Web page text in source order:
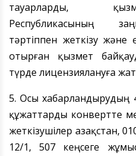
тауарларды,
Республикасының
тәртіппен жеткізу және
отырған қызмет
түрде лицензиялануға
5. Осы хабарландырудың
құжаттарды конвертте
жеткізушілер Қазақстан,
12/1, 507 кеңсеге